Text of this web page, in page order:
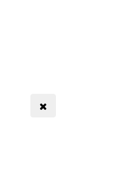
Toggle navigation